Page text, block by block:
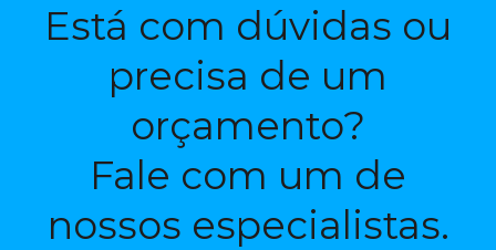
Está com dúvidas ou
precisa de um
orçamento?
Fale com um de
nossos especialistas.